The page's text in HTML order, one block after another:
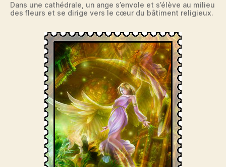
Dans une cathédrale, un ange s’envole et s’élève au milieu
des fleurs et se dirige vers le cœur du bâtiment religieux.